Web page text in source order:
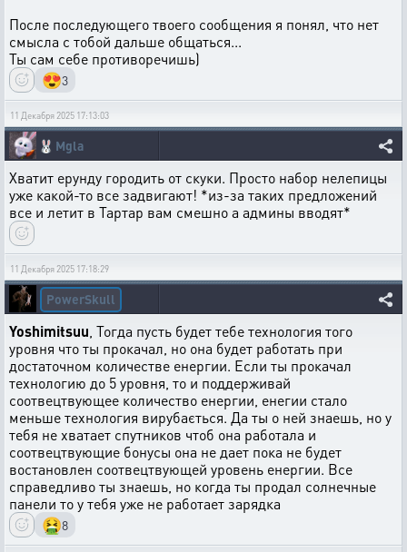
После последующего твоего сообщения я понял, что нет
смысла с тобой дальше общаться...
Ты сам себе противоречишь)
😍3
11 Декабря 2025 17:13:03
🐰 Mgla
Хватит ерунду городить от скуки. Просто набор нелепицы
уже какой-то все задвигают! *из-за таких предложений
все и летит в Тартар вам смешно а админы вводят*
11 Декабря 2025 17:18:29
PowerSkull
Yoshimitsuu , Тогда пусть будет тебе технология того
уровня что ты прокачал, но она будет работать при
достаточном количестве енергии. Если ты прокачал
технологию до 5 уровня, то и поддерживай
соотвецтвующее количество енергии, енегии стало
меньше технология вирубається. Да ты о ней знаешь, но у
тебя не хватает спутников чтоб она работала и
соотвецтвующие бонусы она не дает пока не будет
востановлен соотвецтвующей уровень енергии. Все
справедливо ты знаешь, но когда ты продал солнечные
панели то у тебя уже не работает зарядка
🤮8